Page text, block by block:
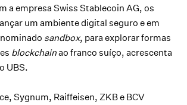
a empresa Swiss Stablecoin AG, os
um ambiente digital seguro e em
sandbox, para explorar formas
blockchainao franco suíço, acrescenta
UBS.
Sygnum, Raiffeisen, ZKB e BCV